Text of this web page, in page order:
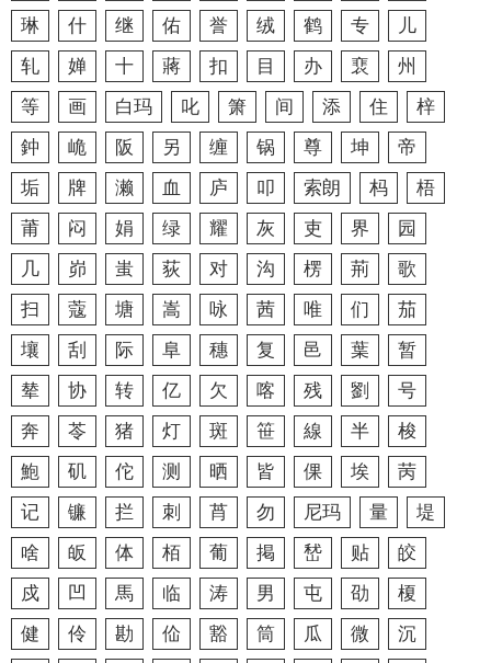
琳
什 继 佑 誉 绒 鹤 专
儿
轧
婵 十 蔣 扣 目 办 裵
州
等
画 白玛 叱 箫 间 添 住
梓
鈡
峗 阪 另 缠 锅 尊 坤
帝
垢
牌 濑 血 庐 叩 索朗 杩
梧
莆
闷 娟 绿 耀 灰 吏 界
园
几
峁 蚩 荻 对 沟 楞 荊
歌
扫
蔻 塘 嵩 咏 茜 唯 们
茄
壤
刮 际 阜 穗 复 邑 葉
暂
辇
协 转 亿 欠 喀 残 劉
号
奔
苓 猪 灯 斑 笹 線 半
梭
鮑
矶 佗 测 晒 皆 倮 埃
苪
记
镰 拦 刺 莦 勿 尼玛 量
堤
啥
皈 体 栢 葡 掲 嵆 贴
皎
戍
凹 馬 临 涛 男 屯 劭
榎
健
伶 勘 佡 豁 筒 瓜 微
沉